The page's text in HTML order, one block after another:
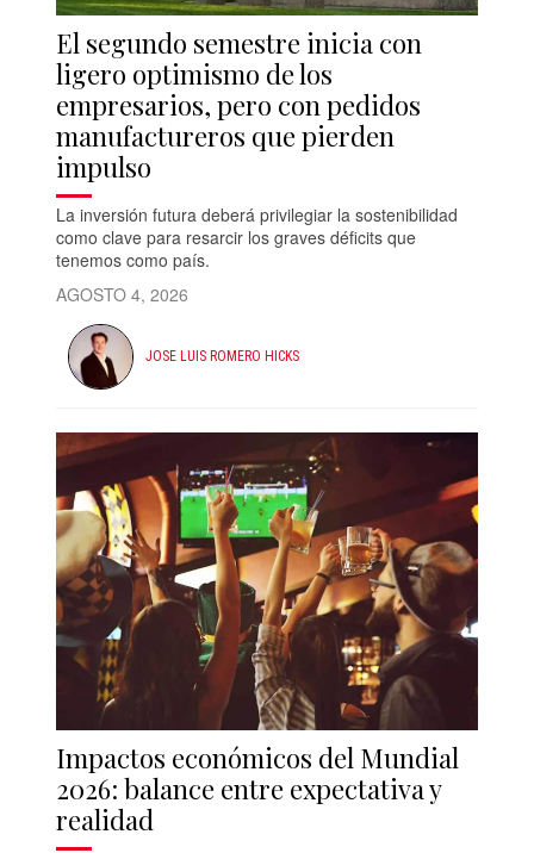
El segundo semestre inicia con
ligero optimismo de los
empresarios, pero con pedidos
manufactureros que pierden
impulso
La inversión futura deberá privilegiar la sostenibilidad
como clave para resarcir los graves déficits que
tenemos como país.
AGOSTO 4, 2026
JOSE LUIS ROMERO HICKS
Impactos económicos del Mundial
2026: balance entre expectativa y
realidad